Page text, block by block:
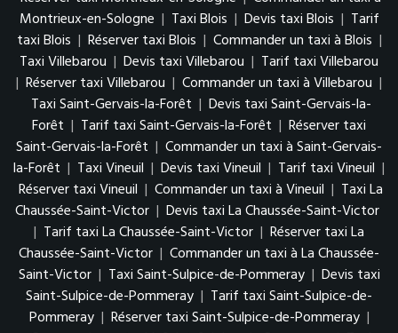
Montrieux-en-Sologne | Taxi Blois | Devis taxi Blois | Tarif
taxi Blois | Réserver taxi Blois | Commander un taxi à Blois |
Taxi Villebarou | Devis taxi Villebarou | Tarif taxi Villebarou
| Réserver taxi Villebarou | Commander un taxi à Villebarou |
Taxi Saint-Gervais-la-Forêt | Devis taxi Saint-Gervais-la-
Forêt | Tarif taxi Saint-Gervais-la-Forêt | Réserver taxi
Saint-Gervais-la-Forêt | Commander un taxi à Saint-Gervais-
la-Forêt | Taxi Vineuil | Devis taxi Vineuil | Tarif taxi Vineuil |
Réserver taxi Vineuil | Commander un taxi à Vineuil | Taxi La
Chaussée-Saint-Victor | Devis taxi La Chaussée-Saint-Victor
| Tarif taxi La Chaussée-Saint-Victor | Réserver taxi La
Chaussée-Saint-Victor | Commander un taxi à La Chaussée-
Saint-Victor | Taxi Saint-Sulpice-de-Pommeray | Devis taxi
Saint-Sulpice-de-Pommeray | Tarif taxi Saint-Sulpice-de-
Pommeray | Réserver taxi Saint-Sulpice-de-Pommeray |